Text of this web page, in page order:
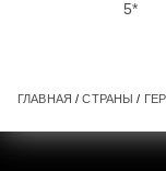
5*
ГЛАВНАЯ /СТРАНЫ /